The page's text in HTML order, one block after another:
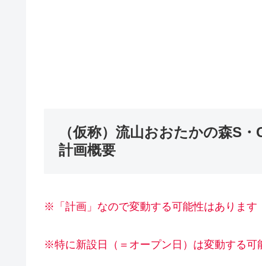
（仮称）流山おおたかの森S・
計画概要
※「計画」なので変動する可能性はあります
※特に新設日（＝オープン日）は変動する可